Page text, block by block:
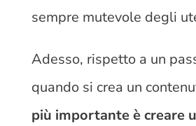
sempre mutevole degli
Adesso, rispetto a un
quando si crea un
più importante è creare